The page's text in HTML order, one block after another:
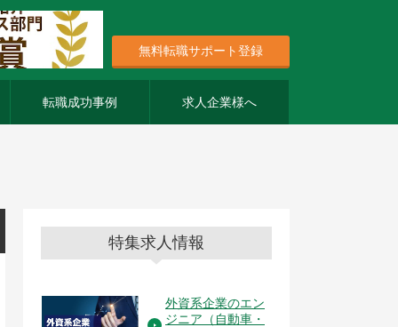
無料転職サポート登録
転職成功事例 求人企業様へ
特集求人情報
外資系企業のエン
ジニア（自動車・